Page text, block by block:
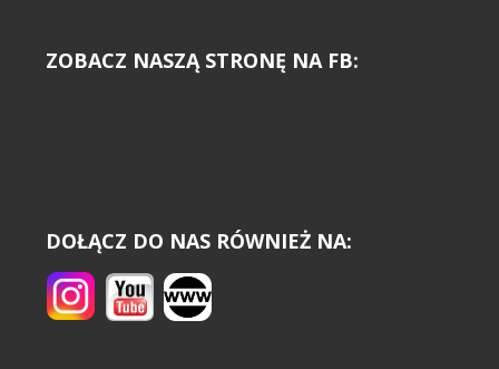
ZOBACZ NASZĄ STRONĘ NA FB:
DOŁĄCZ DO NAS RÓWNIEŻ NA: